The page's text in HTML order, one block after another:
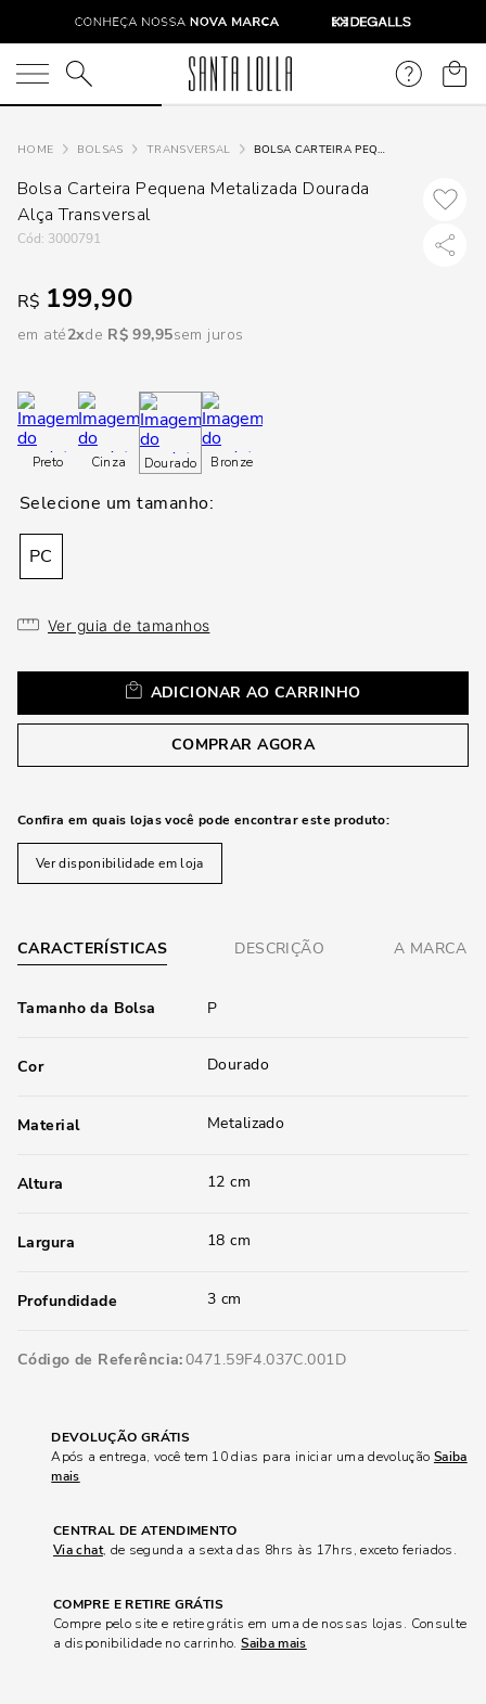
O que você está procurando?
BOLSAS TRANSVERSAL BOLSA CARTEIRA PEQUENA METALIZADA DOURADA ALÇA TRANSVERSAL
Bolsa Carteira Pequena Metalizada Dourada
Alça Transversal
: 3000791
R$ 199,90
em até2 R$ 99,95sem juros
Preto Cinza Dourado Bronze
PC
Ver guia de tamanhos
ADICIONAR AO CARRINHO
COMPRAR AGORA
Confira em quais lojas você pode encontrar este produto:
Ver disponibilidade em loja
CARACTERÍSTICAS DESCRIÇÃO A MARCA
Tamanho da Bolsa P
Cor Dourado
Material Metalizado
Altura 12 cm
Largura 18 cm
Profundidade 3 cm
Código de Referência 0471.59F4.037C.001D
DEVOLUÇÃO GRÁTIS
Após a entrega, você tem 10 dias para iniciar uma devolução Saiba
mais
CENTRAL DE ATENDIMENTO
Via chat, de segunda a sexta das 8hrs às 17hrs, exceto feriados.
COMPRE E RETIRE GRÁTIS
Compre pelo site e retire grátis em uma de nossas lojas. Consulte
a disponibilidade no carrinho.Saiba mais